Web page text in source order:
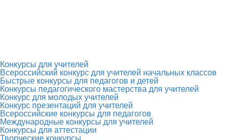
Конкурсы для учителей
Всероссийский конкурс для учителей начальных классов
Быстрые конкурсы для педагогов и детей
Конкурсы педагогического мастерства для учителей
Конкурс для молодых учителей
Конкурс презентаций для учителей
Всероссийские конкурсы для педагогов
Международные конкурсы для учителей
Конкурсы для аттестации